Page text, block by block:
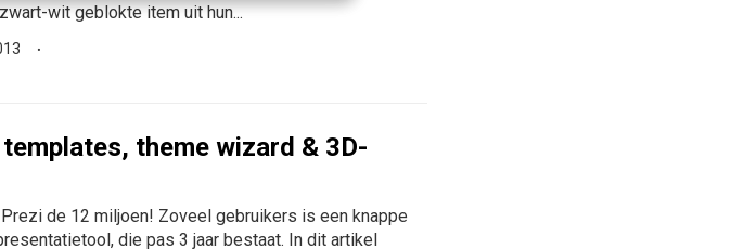
wit geblokte item uit hun...
theme wizard & 3D-
de 12 miljoen! Zoveel gebruikers is een knappe
die pas 3 jaar bestaat. In dit artikel